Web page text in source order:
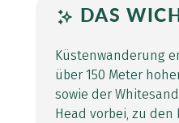
DAS
Küstenwanderung
über 150 Meter
sowie der
Head vorbei, zu